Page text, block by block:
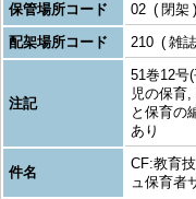
保管場所コード
02
閉架
配架場所コード
210 雑誌
注記
51巻12号
児の保育
と保育の
あり
件名
CF:教育
ュ保育者